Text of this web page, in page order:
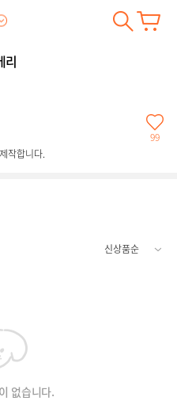
리
99
작합니다.
없습니다.